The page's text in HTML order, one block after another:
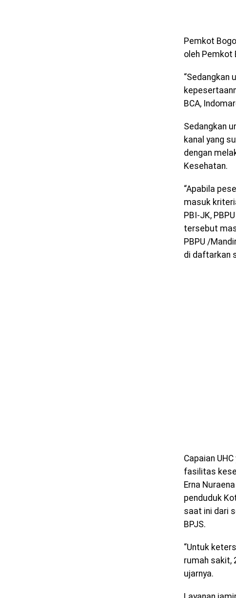
Pemkot
oleh Pemkot
“Sedangkan
BCA,
Sedangkan
kanal yang
dengan
Kesehatan.
“Apabila
masuk
PBI-JK,
tersebut
PBPU /
di daftarkan
Capaian
fasilitas
Erna
penduduk
saat ini dari
BPJS.
“Untuk
rumah sakit,
ujarnya.